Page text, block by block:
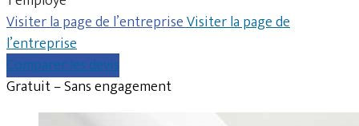
Visiter la page de l’entrepriseVisiter la page de
l’entreprise
Comparer les devis
Gratuit – Sans engagement